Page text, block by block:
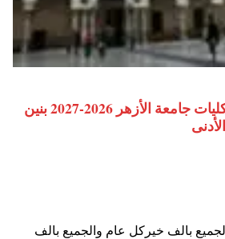
جميع توقعات تنسيق كليات جامعة الأزهر 2026-2027 بنين
بالف خيركل عام والجميع بالف